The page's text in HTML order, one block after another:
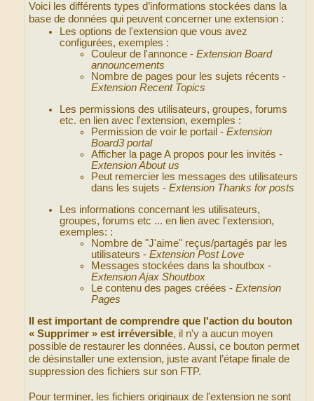
Voici les différents types d’informations stockées dans la
base de données qui peuvent concerner une extension :
Les options de l'extension que vous avez
configurées, exemples :
Couleur de l'annonce - Extension Board
announcements
Nombre de pages pour les sujets récents -
Extension Recent Topics
Les permissions des utilisateurs, groupes, forums
etc. en lien avec l'extension, exemples :
Permission de voir le portail - Extension
Board3 portal
Afficher la page A propos pour les invités -
Extension About us
Peut remercier les messages des utilisateurs
dans les sujets - Extension Thanks for posts
Les informations concernant les utilisateurs,
groupes, forums etc ... en lien avec l'extension,
exemples: :
Nombre de "J'aime" reçus/partagés par les
utilisateurs - Extension Post Love
Messages stockées dans la shoutbox -
Extension Ajax Shoutbox
Le contenu des pages créées - Extension
Pages
Il est important de comprendre que l'action du bouton
« Supprimer » est irréversible, il n'y a aucun moyen
possible de restaurer les données. Aussi, ce bouton permet
de désinstaller une extension, juste avant l’étape finale de
suppression des fichiers sur son FTP.
Pour terminer, les fichiers originaux de l'extension ne sont